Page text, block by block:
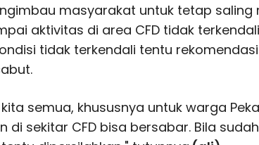
masyarakat untuk tetap saling
aktivitas di area CFD tidak
tidak terkendali tentu rekomendasi
semua, khususnya untuk warga
di sekitar CFD bisa bersabar. Bila sudah